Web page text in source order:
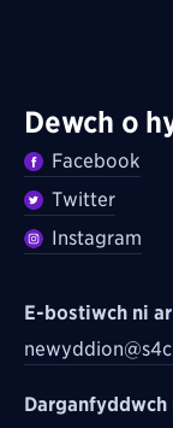
Dewch o
Facebook
Twitter
Instagram
E-bostiwch ni ar